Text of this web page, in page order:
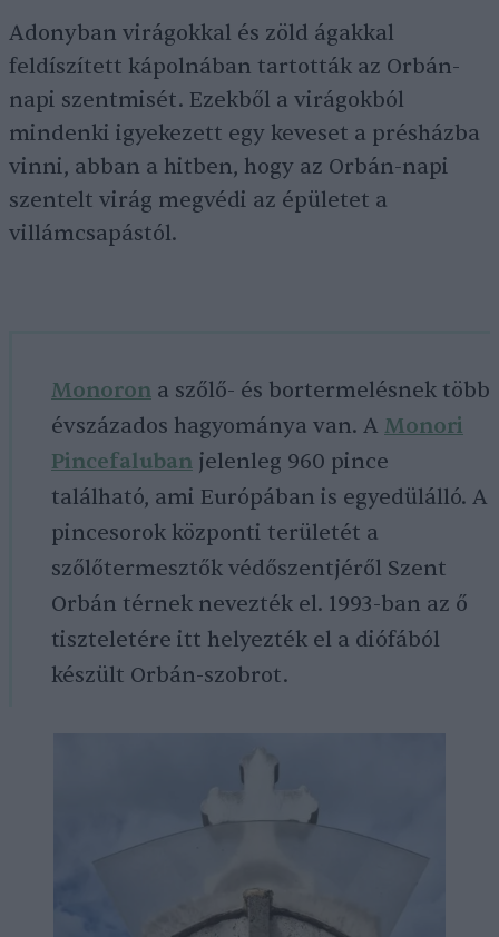
Adonyban virágokkal és zöld ágakkal
feldíszített kápolnában tartották az Orbán-
napi szentmisét. Ezekből a virágokból
mindenki igyekezett egy keveset a présházba
vinni, abban a hitben, hogy az Orbán-napi
szentelt virág megvédi az épületet a
villámcsapástól.
Monoron a szőlő- és bortermelésnek több
évszázados hagyománya van. A Monori
Pincefaluban jelenleg 960 pince
található, ami Európában is egyedülálló. A
pincesorok központi területét a
szőlőtermesztők védőszentjéről Szent
Orbán térnek nevezték el. 1993-ban az ő
tiszteletére itt helyezték el a diófából
készült Orbán-szobrot.